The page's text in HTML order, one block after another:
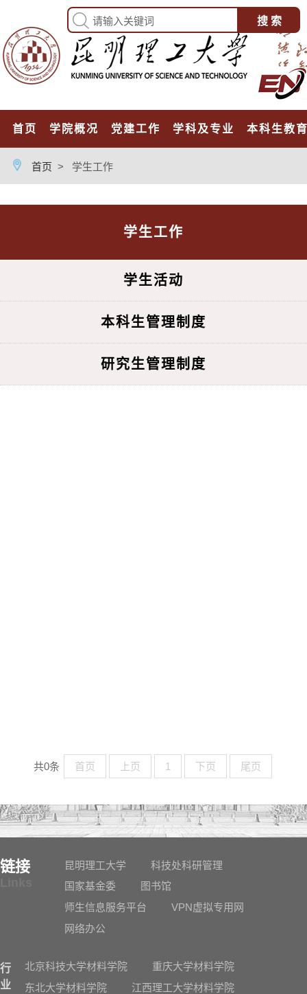
首页 学院概况 党建工作 学科及专业 本科生教
首页 > 学生工作
学生工作
学生活动
本科生管理制度
研究生管理制度
共0条 首页 上页 1 下页 尾页
链接 昆明理工大学
科技处科研管理
国家基金委
图书馆
师生信息服务平台
VPN虚拟专用网
网络办公
行
业
北京科技大学材料学院
重庆大学材料学院
东北大学材料学院
江西理工大学材料学院